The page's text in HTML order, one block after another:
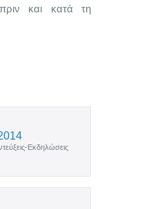
πριν και κατά τη
Εκδηλώσεις